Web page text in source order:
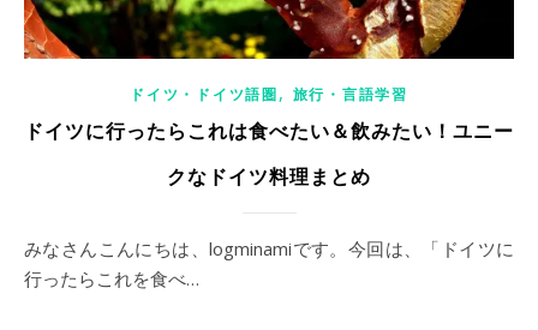
ドイツ・ドイツ語圏, 旅行・言語学習
ドイツに行ったらこれは食べたい＆飲みたい！ユニー
クなドイツ料理まとめ
みなさんこんにちは、logminamiです。今回は、「ドイツに
行ったらこれを食べ…